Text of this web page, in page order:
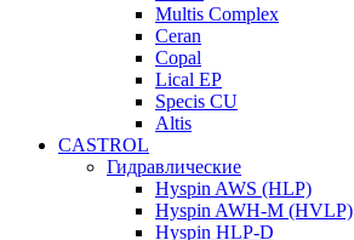
Multis Complex
Ceran
Copal
Lical EP
Specis CU
Altis
CASTROL
Гидравлические
Hyspin AWS (HLP)
Hyspin AWH-M (HVLP)
Hyspin HLP-D